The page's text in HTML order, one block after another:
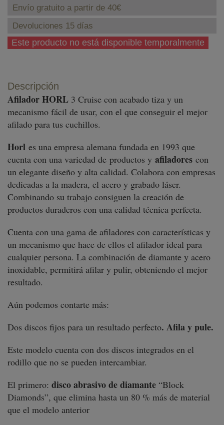
Envío gratuito a partir de 40€
Devoluciones 15 días
Este producto no está disponible temporalmente
Descripción
Afilador HORL 3 Cruise con acabado tiza y un
mecanismo fácil de usar, con el que conseguir el mejor
afilado para tus cuchillos.
Horl es una empresa alemana fundada en 1993 que
cuenta con una variedad de productos y afiladores con
un elegante diseño y alta calidad. Colabora con empresas
dedicadas a la madera, el acero y grabado láser.
Combinando su trabajo consiguen la creación de
productos duraderos con una calidad técnica perfecta.
Cuenta con una gama de afiladores con características y
un mecanismo que hace de ellos el afilador ideal para
cualquier persona. La combinación de diamante y acero
inoxidable, permitirá afilar y pulir, obteniendo el mejor
resultado.
Aún podemos contarte más:
Dos discos fijos para un resultado perfecto. Afila y pule.
Este modelo cuenta con dos discos integrados en el
rodillo que no se pueden intercambiar.
El primero: disco abrasivo de diamante “Block
Diamonds”, que elimina hasta un 80 % más de material
que el modelo anterior